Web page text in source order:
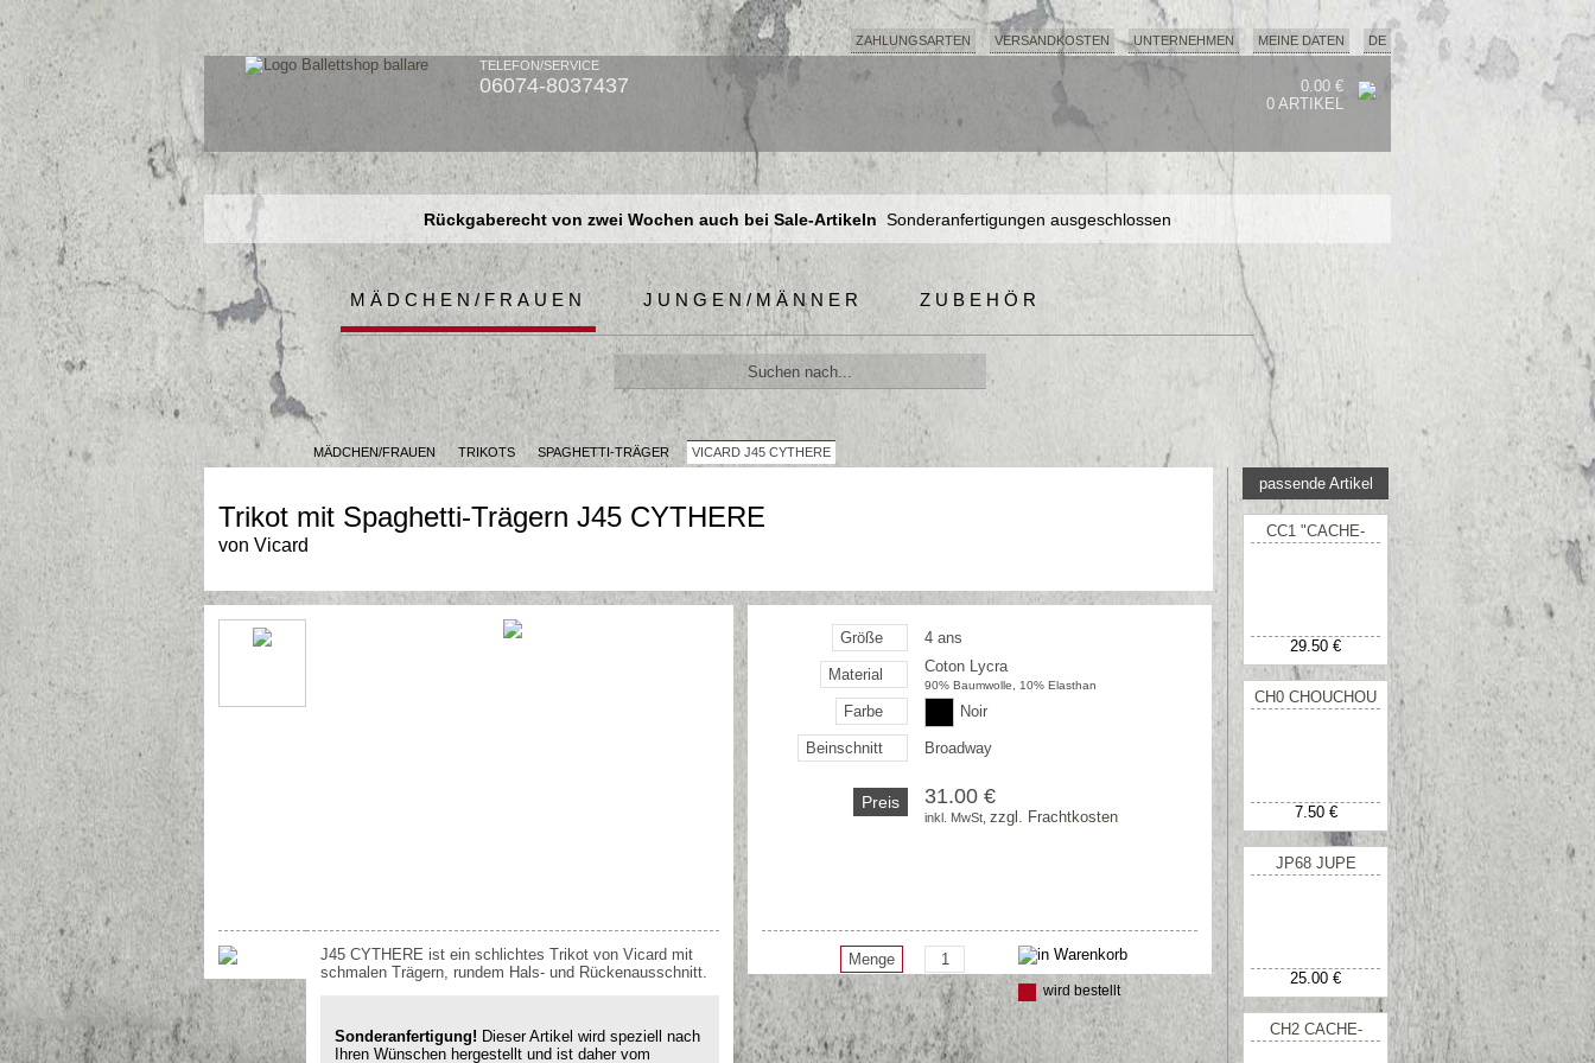
ZAHLUNGSARTEN VERSANDKOSTEN UNTERNEHMEN MEINE DATEN
DE
TELEFON/SERVICE
06074-8037437
0.00 €
0 ARTIKEL
Rückgaberecht von zwei Wochen auch bei Sale-Artikeln Sonderanfertigungen ausgeschlossen
Rückgaberecht von zwei Wochen auch bei Sale-Artikeln Sonderanfertigungen ausgeschlossen
Rückgaberecht von zwei Wochen auch bei Sale-Artikeln Sonderanfertigungen ausgeschlossen
MÄDCHEN/FRAUEN JUNGEN/MÄNNER ZUBEHÖR
MÄDCHEN/FRAUEN TRIKOTS SPAGHETTI-TRÄGER VICARD J45 CYTHERE
Trikot mit Spaghetti-Trägern J45 CYTHERE
von Vicard
J45 CYTHERE ist ein schlichtes Trikot von Vicard mit
schmalen Trägern, rundem Hals- und Rückenausschnitt.
Sonderanfertigung! Dieser Artikel wird speziell nach
Ihren Wünschen hergestellt und ist daher vom
Größe 4 ans
Material Coton Lycra
90% Baumwolle, 10% Elasthan
Farbe Noir
Beinschnitt Broadway
Preis 31.00 €
inkl. MwSt, zzgl. Frachtkosten
Menge
wird bestellt
passende Artikel
CC1 "CACHE-
COEUR A NOUER
29.50 €
CH0 CHOUCHOU
7.50 €
JP68 JUPE
FRONCE
25.00 €
CH2 CACHE-
HANCES